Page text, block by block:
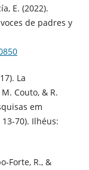
E. (2022).
de padres y
La
Couto, & R.
em
70). Ilhéus:
Forte, R., &